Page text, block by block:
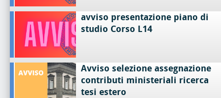
avviso presentazione piano di
studio Corso L14
Avviso selezione assegnazione
contributi ministeriali ricerca
tesi estero